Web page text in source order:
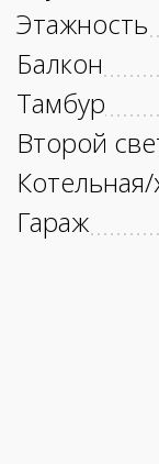
Этажность
Балкон
Тамбур
Второй
Гараж